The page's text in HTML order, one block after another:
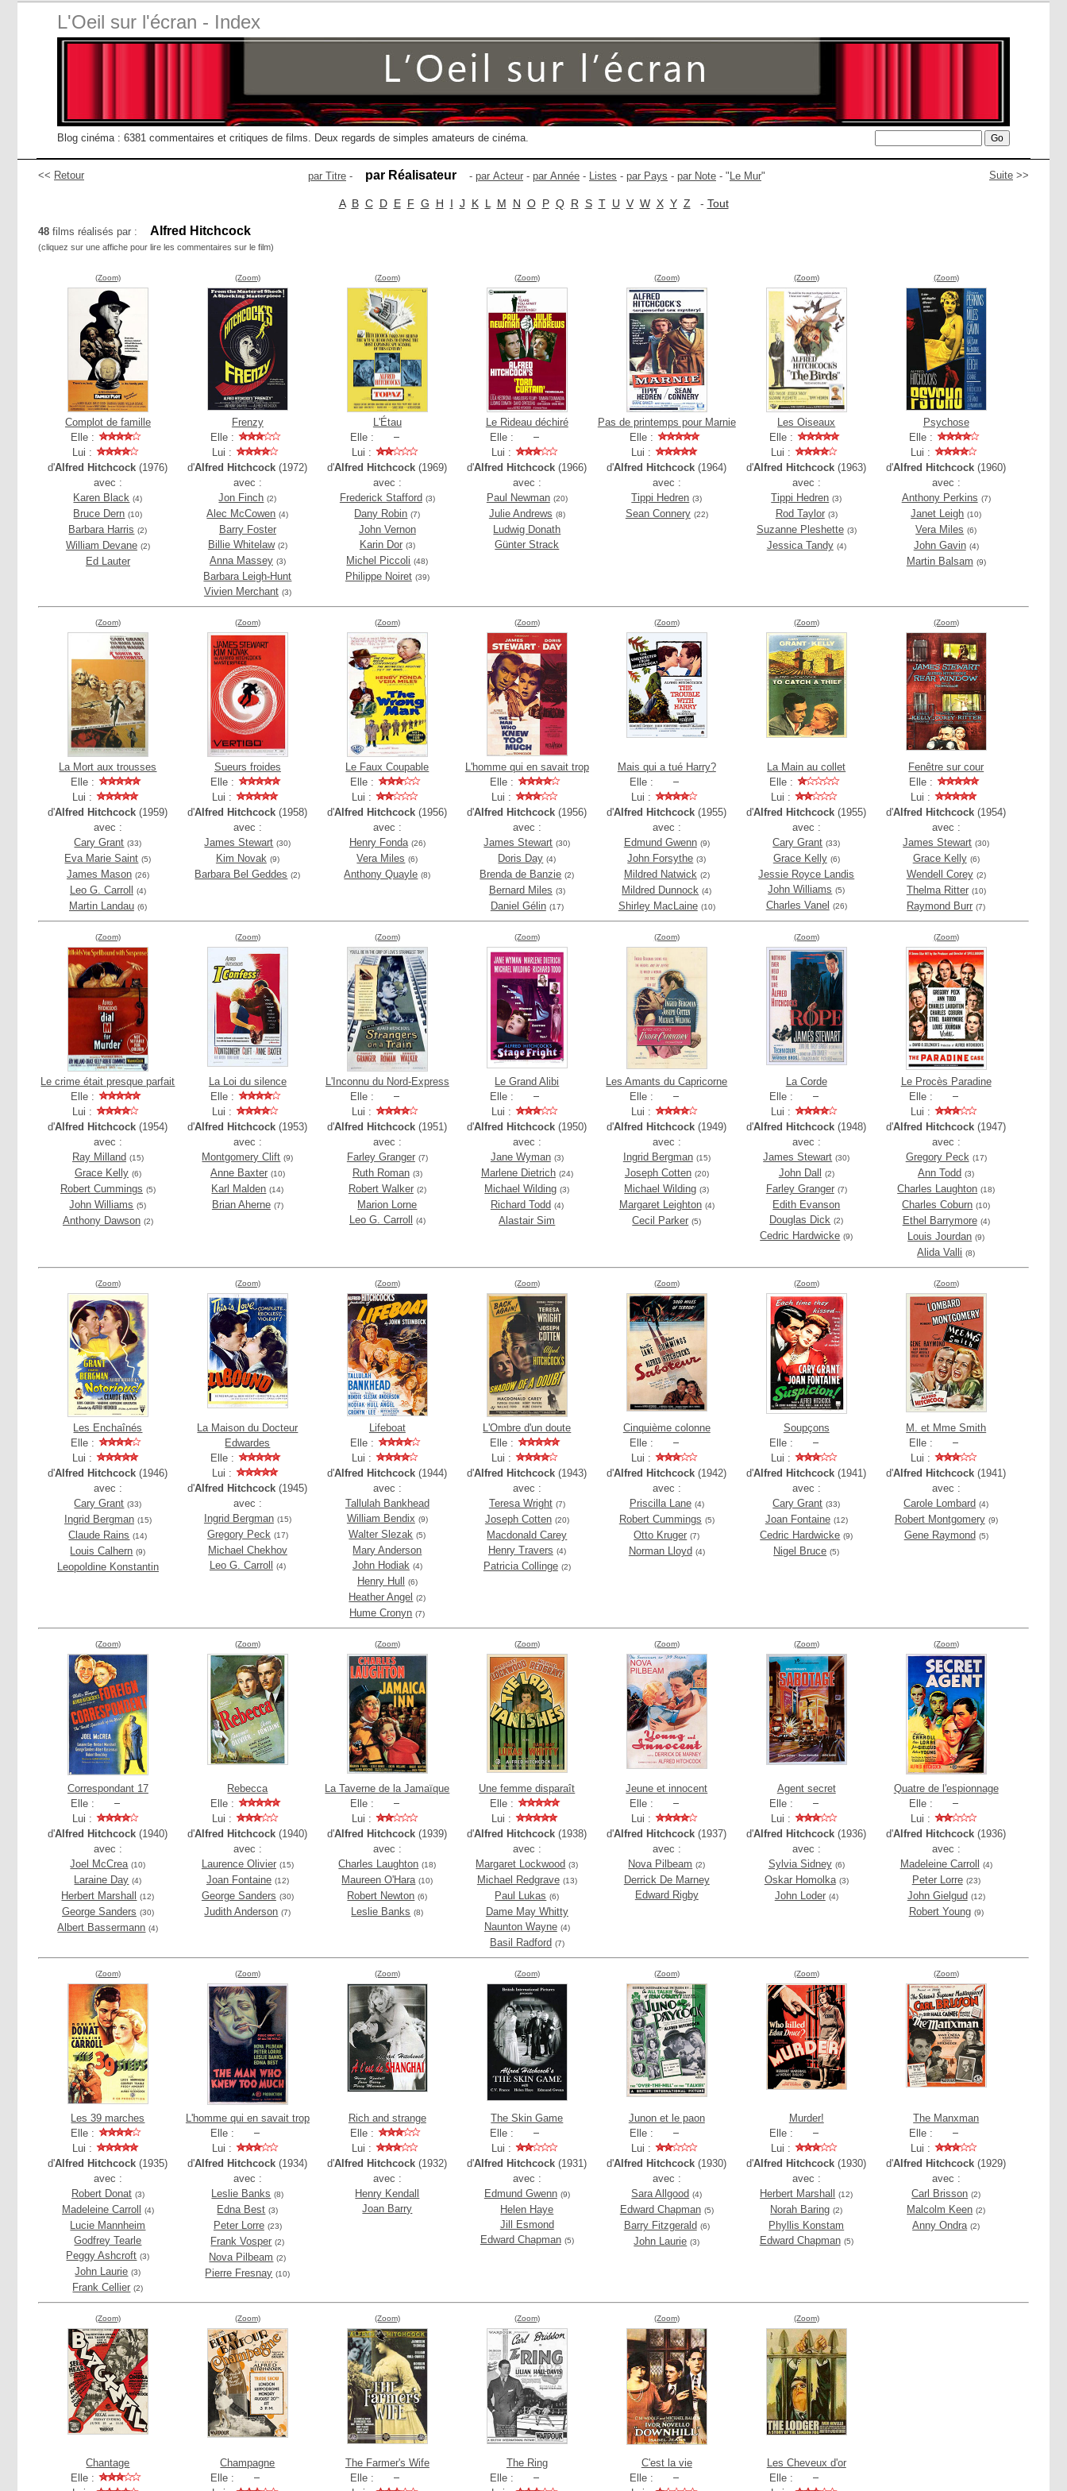
L'Oeil sur l'écran - Index
Blog cinéma : 6381 commentaires et critiques de films. Deux regards de simples amateurs de cinéma.
<< Retour Suite >>
par Titre - par Réalisateur - par Acteur - par Année - Listes - par Pays - par Note - " Le Mur"
A B C D E F G H I J K L M N O P Q R S T U V W X Y Z - Tout
48 films réalisés par : Alfred Hitchcock
(cliquez sur une affiche pour lire les commentaires sur le film)
(Zoom)
Complot de famille
Elle :
Lui :
d'Alfred Hitchcock (1976)
avec :
Karen Black (4)
Bruce Dern (10)
Barbara Harris (2)
William Devane (2)
Ed Lauter
(Zoom)
Frenzy
Elle :
Lui :
d'Alfred Hitchcock (1972)
avec :
Jon Finch (2)
Alec McCowen (4)
Barry Foster
Billie Whitelaw (2)
Anna Massey (3)
Barbara Leigh-Hunt
Vivien Merchant (3)
(Zoom)
L'Étau
Elle :
Lui :
d'Alfred Hitchcock (1969)
avec :
Frederick Stafford (3)
Dany Robin (7)
John Vernon
Karin Dor (3)
Michel Piccoli (48)
Philippe Noiret (39)
(Zoom)
Le Rideau déchiré
Elle :
Lui :
d'Alfred Hitchcock (1966)
avec :
Paul Newman (20)
Julie Andrews (8)
Ludwig Donath
Günter Strack
(Zoom)
Pas de printemps pour Marnie
Elle :
Lui :
d'Alfred Hitchcock (1964)
avec :
Tippi Hedren (3)
Sean Connery (22)
(Zoom)
Les Oiseaux
Elle :
Lui :
d'Alfred Hitchcock (1963)
avec :
Tippi Hedren (3)
Rod Taylor (3)
Suzanne Pleshette (3)
Jessica Tandy (4)
(Zoom)
Psychose
Elle :
Lui :
d'Alfred Hitchcock (1960)
avec :
Anthony Perkins (7)
Janet Leigh (10)
Vera Miles (6)
John Gavin (4)
Martin Balsam (9)
(Zoom)
La Mort aux trousses
Elle :
Lui :
d'Alfred Hitchcock (1959)
avec :
Cary Grant (33)
Eva Marie Saint (5)
James Mason (26)
Leo G. Carroll (4)
Martin Landau (6)
(Zoom)
Sueurs froides
Elle :
Lui :
d'Alfred Hitchcock (1958)
avec :
James Stewart (30)
Kim Novak (9)
Barbara Bel Geddes (2)
(Zoom)
Le Faux Coupable
Elle :
Lui :
d'Alfred Hitchcock (1956)
avec :
Henry Fonda (26)
Vera Miles (6)
Anthony Quayle (8)
(Zoom)
L'homme qui en savait trop
Elle :
Lui :
d'Alfred Hitchcock (1956)
avec :
James Stewart (30)
Doris Day (4)
Brenda de Banzie (2)
Bernard Miles (3)
Daniel Gélin (17)
(Zoom)
Mais qui a tué Harry?
Elle :
Lui :
d'Alfred Hitchcock (1955)
avec :
Edmund Gwenn (9)
John Forsythe (3)
Mildred Natwick (2)
Mildred Dunnock (4)
Shirley MacLaine (10)
(Zoom)
La Main au collet
Elle :
Lui :
d'Alfred Hitchcock (1955)
avec :
Cary Grant (33)
Grace Kelly (6)
Jessie Royce Landis
John Williams (5)
Charles Vanel (26)
(Zoom)
Fenêtre sur cour
Elle :
Lui :
d'Alfred Hitchcock (1954)
avec :
James Stewart (30)
Grace Kelly (6)
Wendell Corey (2)
Thelma Ritter (10)
Raymond Burr (7)
(Zoom)
Le crime était presque parfait
Elle :
Lui :
d'Alfred Hitchcock (1954)
avec :
Ray Milland (15)
Grace Kelly (6)
Robert Cummings (5)
John Williams (5)
Anthony Dawson (2)
(Zoom)
La Loi du silence
Elle :
Lui :
d'Alfred Hitchcock (1953)
avec :
Montgomery Clift (9)
Anne Baxter (10)
Karl Malden (14)
Brian Aherne (7)
(Zoom)
L'Inconnu du Nord-Express
Elle :
Lui :
d'Alfred Hitchcock (1951)
avec :
Farley Granger (7)
Ruth Roman (3)
Robert Walker (2)
Marion Lorne
Leo G. Carroll
(4)
(Zoom)
Le Grand Alibi
Elle :
Lui :
d'Alfred Hitchcock (1950)
avec :
Jane Wyman (3)
Marlene Dietrich (24)
Michael Wilding (3)
Richard Todd (4)
Alastair Sim
(Zoom)
Les Amants du Capricorne
Elle :
Lui :
d'Alfred Hitchcock (1949)
avec :
Ingrid Bergman (15)
Joseph Cotten (20)
Michael Wilding (3)
Margaret Leighton (4)
Cecil Parker (5)
(Zoom)
La Corde
Elle :
Lui :
d'Alfred Hitchcock (1948)
avec :
James Stewart (30)
John Dall (2)
Farley Granger (7)
Edith Evanson
Douglas Dick (2)
Cedric Hardwicke (9)
(Zoom)
Le Procès Paradine
Elle :
Lui :
d'Alfred Hitchcock (1947)
avec :
Gregory Peck (17)
Ann Todd (3)
Charles Laughton (18)
Charles Coburn (10)
Ethel Barrymore (4)
Louis Jourdan (9)
Alida Valli (8)
(Zoom)
Les Enchaînés
Elle :
Lui :
d'Alfred Hitchcock (1946)
avec :
Cary Grant (33)
Ingrid Bergman (15)
Claude Rains (14)
Louis Calhern (9)
Leopoldine Konstantin
(Zoom)
La Maison du Docteur
Edwardes
Elle :
Lui :
d'Alfred Hitchcock (1945)
avec :
Ingrid Bergman (15)
Gregory Peck (17)
Michael Chekhov
Leo G. Carroll
(4)
(Zoom)
Lifeboat
Elle :
Lui :
d'Alfred Hitchcock (1944)
avec :
Tallulah Bankhead
William Bendix (9)
Walter Slezak (5)
Mary Anderson
John Hodiak (4)
Henry Hull (6)
Heather Angel (2)
Hume Cronyn (7)
(Zoom)
L'Ombre d'un doute
Elle :
Lui :
d'Alfred Hitchcock (1943)
avec :
Teresa Wright (7)
Joseph Cotten (20)
Macdonald Carey
Henry Travers (4)
Patricia Collinge (2)
(Zoom)
Cinquième colonne
Elle :
Lui :
d'Alfred Hitchcock (1942)
avec :
Priscilla Lane (4)
Robert Cummings (5)
Otto Kruger (7)
Norman Lloyd (4)
(Zoom)
Soupçons
Elle :
Lui :
d'Alfred Hitchcock (1941)
avec :
Cary Grant (33)
Joan Fontaine (12)
Cedric Hardwicke (9)
Nigel Bruce (5)
(Zoom)
M. et Mme Smith
Elle :
Lui :
d'Alfred Hitchcock (1941)
avec :
Carole Lombard (4)
Robert Montgomery (9)
Gene Raymond (5)
(Zoom)
Correspondant 17
Elle :
Lui :
d'Alfred Hitchcock (1940)
avec :
Joel McCrea (10)
Laraine Day (4)
Herbert Marshall (12)
George Sanders (30)
Albert Bassermann (4)
(Zoom)
Rebecca
Elle :
Lui :
d'Alfred Hitchcock (1940)
avec :
Laurence Olivier (15)
Joan Fontaine (12)
George Sanders (30)
Judith Anderson (7)
(Zoom)
La Taverne de la Jamaïque
Elle :
Lui :
d'Alfred Hitchcock (1939)
avec :
Charles Laughton (18)
Maureen O'Hara (10)
Robert Newton (6)
Leslie Banks (8)
(Zoom)
Une femme disparaît
Elle :
Lui :
d'Alfred Hitchcock (1938)
avec :
Margaret Lockwood (3)
Michael Redgrave (13)
Paul Lukas (6)
Dame May Whitty
Naunton Wayne (4)
Basil Radford (7)
(Zoom)
Jeune et innocent
Elle :
Lui :
d'Alfred Hitchcock (1937)
avec :
Nova Pilbeam (2)
Derrick De Marney
Edward Rigby
(Zoom)
Agent secret
Elle :
Lui :
d'Alfred Hitchcock (1936)
avec :
Sylvia Sidney (6)
Oskar Homolka (3)
John Loder (4)
(Zoom)
Quatre de l'espionnage
Elle :
Lui :
d'Alfred Hitchcock (1936)
avec :
Madeleine Carroll
(4)
Peter Lorre (23)
John Gielgud (12)
Robert Young (9)
(Zoom)
Les 39 marches
Elle :
Lui :
d'Alfred Hitchcock (1935)
avec :
Robert Donat (3)
Madeleine Carroll (4)
Lucie Mannheim
Godfrey Tearle
Peggy Ashcroft (3)
John Laurie (3)
Frank Cellier (2)
(Zoom)
L'homme qui en savait trop
Elle :
Lui :
d'Alfred Hitchcock (1934)
avec :
Leslie Banks (8)
Edna Best (3)
Peter Lorre (23)
Frank Vosper (2)
Nova Pilbeam (2)
Pierre Fresnay (10)
(Zoom)
Rich and strange
Elle :
Lui :
d'Alfred Hitchcock (1932)
avec :
Henry Kendall
Joan Barry
(Zoom)
The Skin Game
Elle :
Lui :
d'Alfred Hitchcock (1931)
avec :
Edmund Gwenn (9)
Helen Haye
Jill Esmond
Edward Chapman (5)
(Zoom)
Junon et le paon
Elle :
Lui :
d'Alfred Hitchcock (1930)
avec :
Sara Allgood (4)
Edward Chapman (5)
Barry Fitzgerald (6)
John Laurie (3)
(Zoom)
Murder!
Elle :
Lui :
d'Alfred Hitchcock (1930)
avec :
Herbert Marshall
(12)
Norah Baring (2)
Phyllis Konstam
Edward Chapman (5)
(Zoom)
The Manxman
Elle :
Lui :
d'Alfred Hitchcock (1929)
avec :
Carl Brisson (2)
Malcolm Keen (2)
Anny Ondra (2)
(Zoom)
Chantage
Elle :
(Zoom)
Champagne
Elle :
(Zoom)
The Farmer's Wife
Elle :
(Zoom)
The Ring
Elle :
(Zoom)
C'est la vie
Elle :
(Zoom)
Les Cheveux d'or
Elle :